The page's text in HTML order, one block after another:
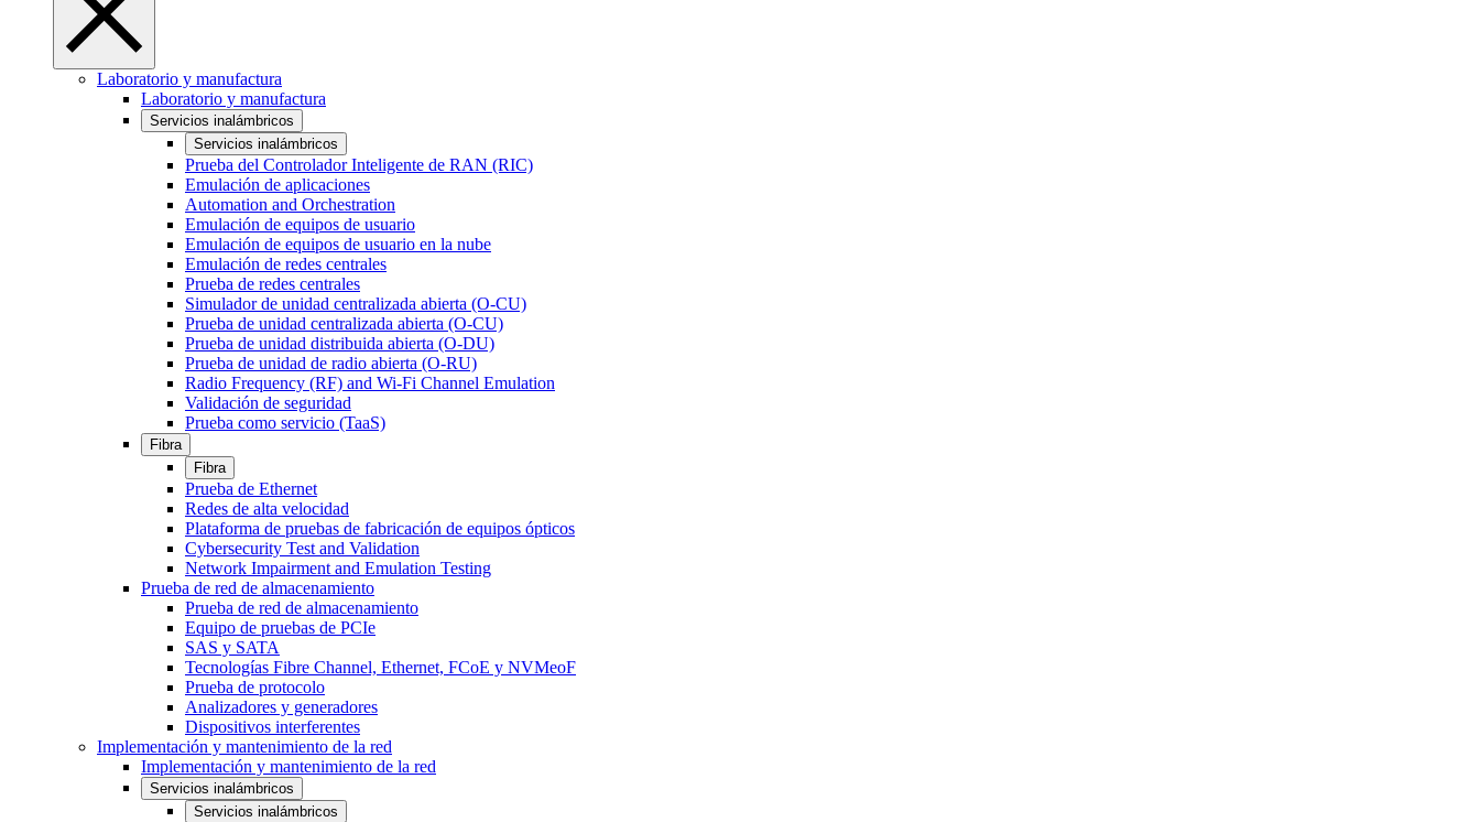
Laboratorio y manufactura
Laboratorio y manufactura
Servicios inalámbricos
Servicios inalámbricos
Prueba del Controlador Inteligente de RAN (RIC)
Emulación de aplicaciones
Automation and Orchestration
Emulación de equipos de usuario
Emulación de equipos de usuario en la nube
Emulación de redes centrales
Prueba de redes centrales
Simulador de unidad centralizada abierta (O-CU)
Prueba de unidad centralizada abierta (O-CU)
Prueba de unidad distribuida abierta (O-DU)
Prueba de unidad de radio abierta (O-RU)
Radio Frequency (RF) and Wi-Fi Channel Emulation
Validación de seguridad
Prueba como servicio (TaaS)
Fibra
Fibra
Prueba de Ethernet
Redes de alta velocidad
Plataforma de pruebas de fabricación de equipos ópticos
Cybersecurity Test and Validation
Network Impairment and Emulation Testing
Prueba de red de almacenamiento
Prueba de red de almacenamiento
Equipo de pruebas de PCIe
SAS y SATA
Tecnologías Fibre Channel, Ethernet, FCoE y NVMeoF
Prueba de protocolo
Analizadores y generadores
Dispositivos interferentes
Implementación y mantenimiento de la red
Implementación y mantenimiento de la red
Servicios inalámbricos
Servicios inalámbricos